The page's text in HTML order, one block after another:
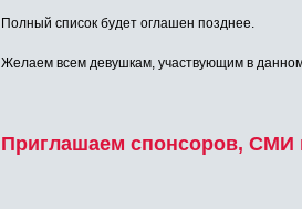
Полный список будет оглашен позднее.
Желаем всем девушкам, участвующим в данном
Приглашаем спонсоров, СМИ